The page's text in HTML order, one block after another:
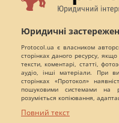
Юридичні
Protocol.ua є власником
сторінках даного ресурсу,
тексти, коментарі, статті,
аудіо, інші матеріали. При
сторінках «Протокол»
пошуковими системами на
розуміється копіювання,
Повний текст